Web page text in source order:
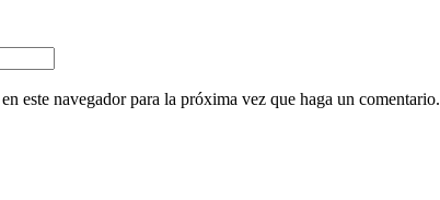
este navegador para la próxima vez que haga un comentario.